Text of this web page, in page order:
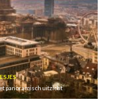
panoramisch uitzicht